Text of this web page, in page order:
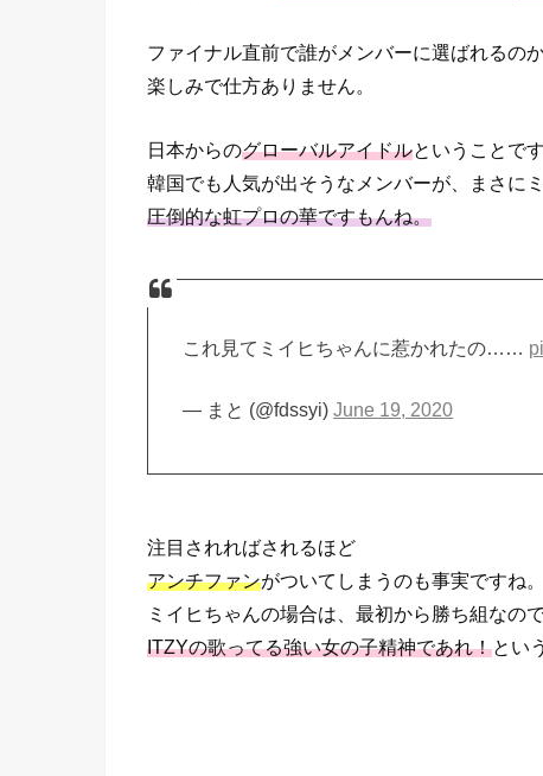
ファイナル直前で誰がメンバーに選ばれるの
楽しみで仕方ありません。
日本からのグローバルアイドルということで
韓国でも人気が出そうなメンバーが、まさに
圧倒的な虹プロの華ですもんね。
これ見てミイヒちゃんに惹かれたの……
— まと (@fdssyi)June 19, 2020
注目されればされるほど
アンチファンがついてしまうのも事実ですね。
ミイヒちゃんの場合は、最初から勝ち組なの
ITZYの歌ってる強い女の子精神であれ！とい